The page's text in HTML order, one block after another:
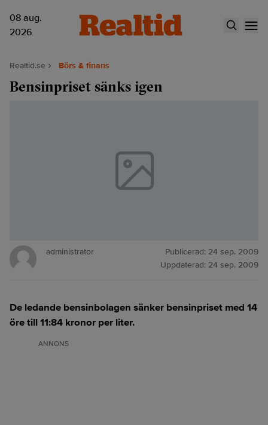
08 aug.
2026
Realtid.se Börs & finans
Bensinpriset sänks igen
administrator Publicerad: 24 sep. 2009
Uppdaterad: 24 sep. 2009
De ledande bensinbolagen sänker bensinpriset med 14
öre till 11:84 kronor per liter.
ANNONS